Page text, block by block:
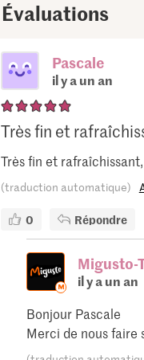
Évaluations
Pascale
il y a un an
Très fin et
Très fin et
(traduction automatique)
0 Répondre
Migusto-
il y a un an
Bonjour Pascale
Merci de nous faire